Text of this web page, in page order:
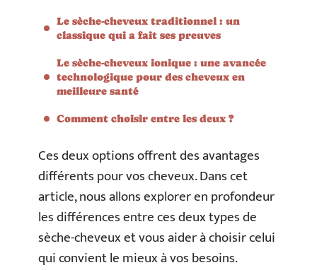
Le sèche-cheveux traditionnel : un
classique qui a fait ses preuves
Le sèche-cheveux ionique : une avancée
technologique pour des cheveux en
meilleure santé
Comment choisir entre les deux ?
Ces deux options offrent des avantages
différents pour vos cheveux. Dans cet
article, nous allons explorer en profondeur
les différences entre ces deux types de
sèche-cheveux et vous aider à choisir celui
qui convient le mieux à vos besoins.